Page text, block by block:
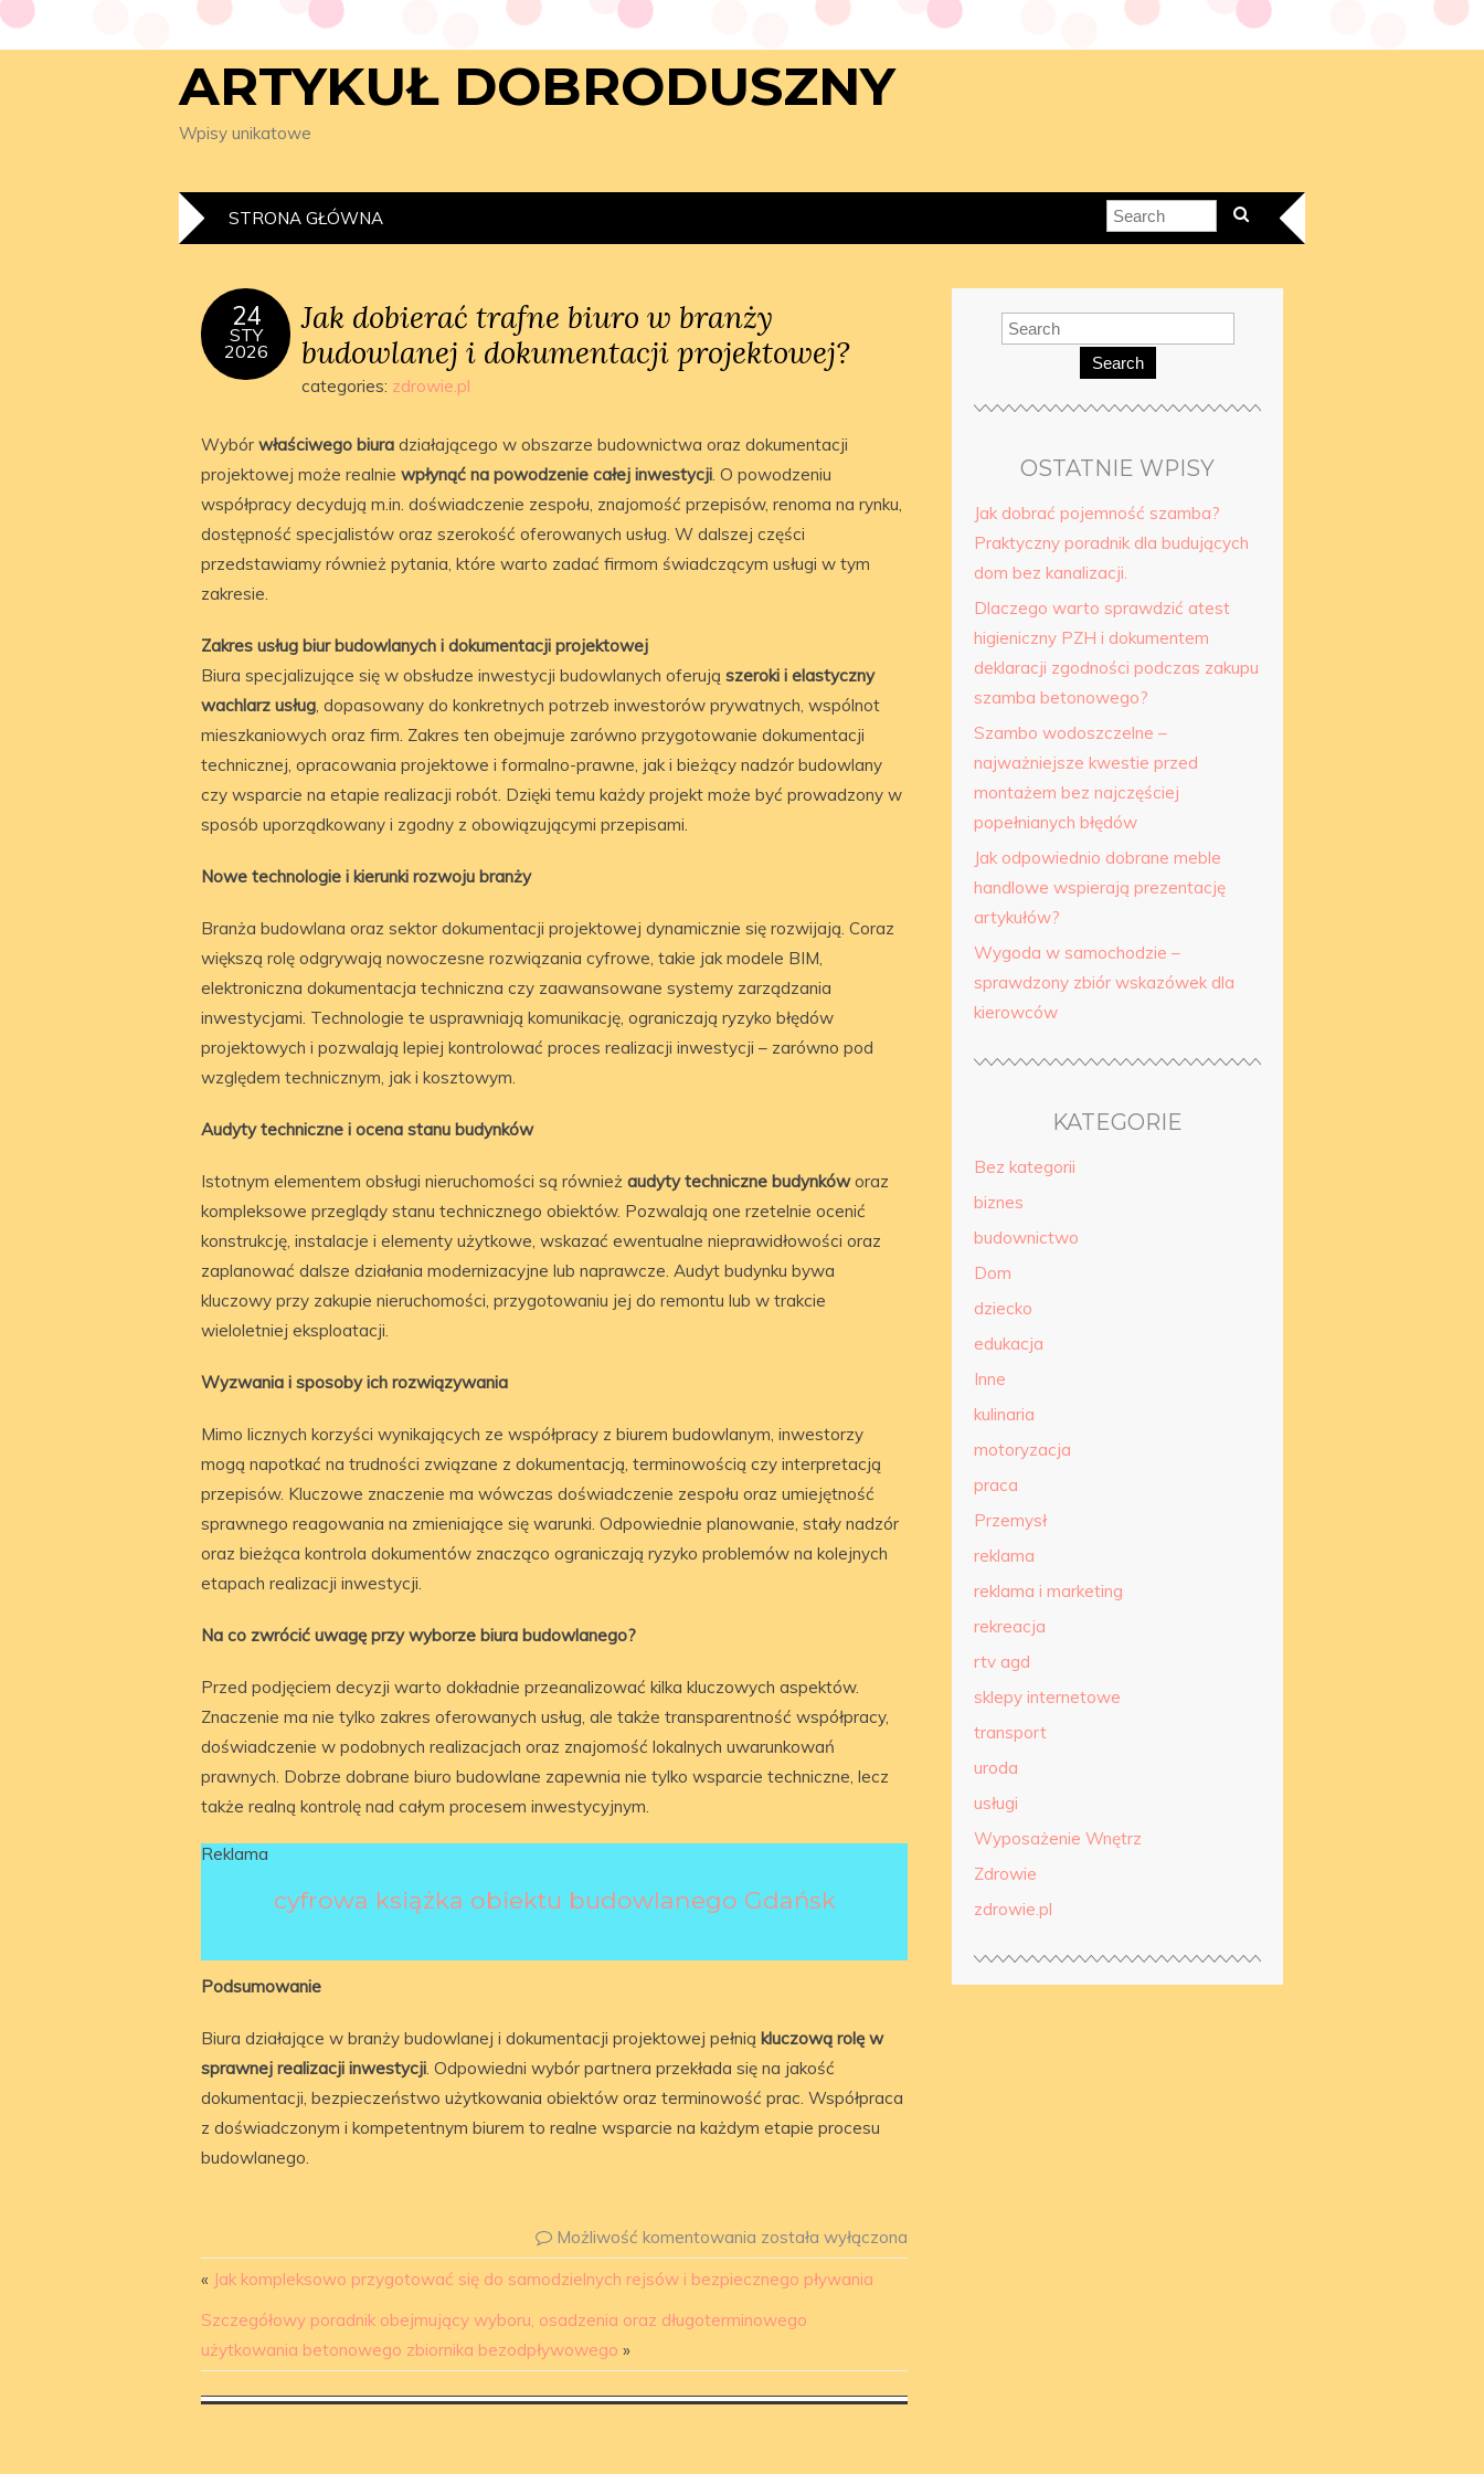
ARTYKUŁ DOBRODUSZNY
Wpisy unikatowe
STRONA GŁÓWNA
24
STY
2026
Jak dobierać trafne biuro w branży
budowlanej i dokumentacji projektowej?
categories: zdrowie.pl
Wybór właściwego biura działającego w obszarze budownictwa oraz dokumentacji
projektowej może realnie wpłynąć na powodzenie całej inwestycji. O powodzeniu
współpracy decydują m.in. doświadczenie zespołu, znajomość przepisów, renoma na rynku,
dostępność specjalistów oraz szerokość oferowanych usług. W dalszej części
przedstawiamy również pytania, które warto zadać firmom świadczącym usługi w tym
zakresie.
Zakres usług biur budowlanych i dokumentacji projektowej
Biura specjalizujące się w obsłudze inwestycji budowlanych oferują szeroki i elastyczny
wachlarz usług, dopasowany do konkretnych potrzeb inwestorów prywatnych, wspólnot
mieszkaniowych oraz firm. Zakres ten obejmuje zarówno przygotowanie dokumentacji
technicznej, opracowania projektowe i formalno-prawne, jak i bieżący nadzór budowlany
czy wsparcie na etapie realizacji robót. Dzięki temu każdy projekt może być prowadzony w
sposób uporządkowany i zgodny z obowiązującymi przepisami.
Nowe technologie i kierunki rozwoju branży
Branża budowlana oraz sektor dokumentacji projektowej dynamicznie się rozwijają. Coraz
większą rolę odgrywają nowoczesne rozwiązania cyfrowe, takie jak modele BIM,
elektroniczna dokumentacja techniczna czy zaawansowane systemy zarządzania
inwestycjami. Technologie te usprawniają komunikację, ograniczają ryzyko błędów
projektowych i pozwalają lepiej kontrolować proces realizacji inwestycji – zarówno pod
względem technicznym, jak i kosztowym.
Audyty techniczne i ocena stanu budynków
Istotnym elementem obsługi nieruchomości są również audyty techniczne budynkóworaz
kompleksowe przeglądy stanu technicznego obiektów. Pozwalają one rzetelnie ocenić
konstrukcję, instalacje i elementy użytkowe, wskazać ewentualne nieprawidłowości oraz
zaplanować dalsze działania modernizacyjne lub naprawcze. Audyt budynku bywa
kluczowy przy zakupie nieruchomości, przygotowaniu jej do remontu lub w trakcie
wieloletniej eksploatacji.
Wyzwania i sposoby ich rozwiązywania
Mimo licznych korzyści wynikających ze współpracy z biurem budowlanym, inwestorzy
mogą napotkać na trudności związane z dokumentacją, terminowością czy interpretacją
przepisów. Kluczowe znaczenie ma wówczas doświadczenie zespołu oraz umiejętność
sprawnego reagowania na zmieniające się warunki. Odpowiednie planowanie, stały nadzór
oraz bieżąca kontrola dokumentów znacząco ograniczają ryzyko problemów na kolejnych
etapach realizacji inwestycji.
Na co zwrócić uwagę przy wyborze biura budowlanego?
Przed podjęciem decyzji warto dokładnie przeanalizować kilka kluczowych aspektów.
Znaczenie ma nie tylko zakres oferowanych usług, ale także transparentność współpracy,
doświadczenie w podobnych realizacjach oraz znajomość lokalnych uwarunkowań
prawnych. Dobrze dobrane biuro budowlane zapewnia nie tylko wsparcie techniczne, lecz
także realną kontrolę nad całym procesem inwestycyjnym.
Reklama
cyfrowa książka obiektu budowlanego Gdańsk
Podsumowanie
Biura działające w branży budowlanej i dokumentacji projektowej pełnią kluczową rolę w
sprawnej realizacji inwestycji. Odpowiedni wybór partnera przekłada się na jakość
dokumentacji, bezpieczeństwo użytkowania obiektów oraz terminowość prac. Współpraca
z doświadczonym i kompetentnym biurem to realne wsparcie na każdym etapie procesu
budowlanego.
Możliwość komentowania została wyłączona
« Jak kompleksowo przygotować się do samodzielnych rejsów i bezpiecznego pływania
Szczegółowy poradnik obejmujący wyboru, osadzenia oraz długoterminowego
użytkowania betonowego zbiornika bezodpływowego »
Search
OSTATNIE WPISY
Jak dobrać pojemność szamba?
Praktyczny poradnik dla budujących
dom bez kanalizacji.
Dlaczego warto sprawdzić atest
higieniczny PZH i dokumentem
deklaracji zgodności podczas zakupu
szamba betonowego?
Szambo wodoszczelne –
najważniejsze kwestie przed
montażem bez najczęściej
popełnianych błędów
Jak odpowiednio dobrane meble
handlowe wspierają prezentację
artykułów?
Wygoda w samochodzie –
sprawdzony zbiór wskazówek dla
kierowców
KATEGORIE
Bez kategorii
biznes
budownictwo
Dom
dziecko
edukacja
Inne
kulinaria
motoryzacja
praca
Przemysł
reklama
reklama i marketing
rekreacja
rtv agd
sklepy internetowe
transport
uroda
usługi
Wyposażenie Wnętrz
Zdrowie
zdrowie.pl